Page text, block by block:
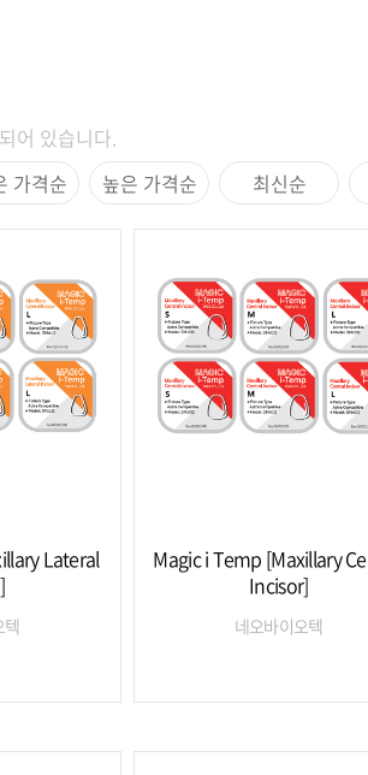
어 있습니다.
가격순 높은 가격순 최신순
Lateral
Magic i Temp [Maxillary
Incisor]
네오바이오텍